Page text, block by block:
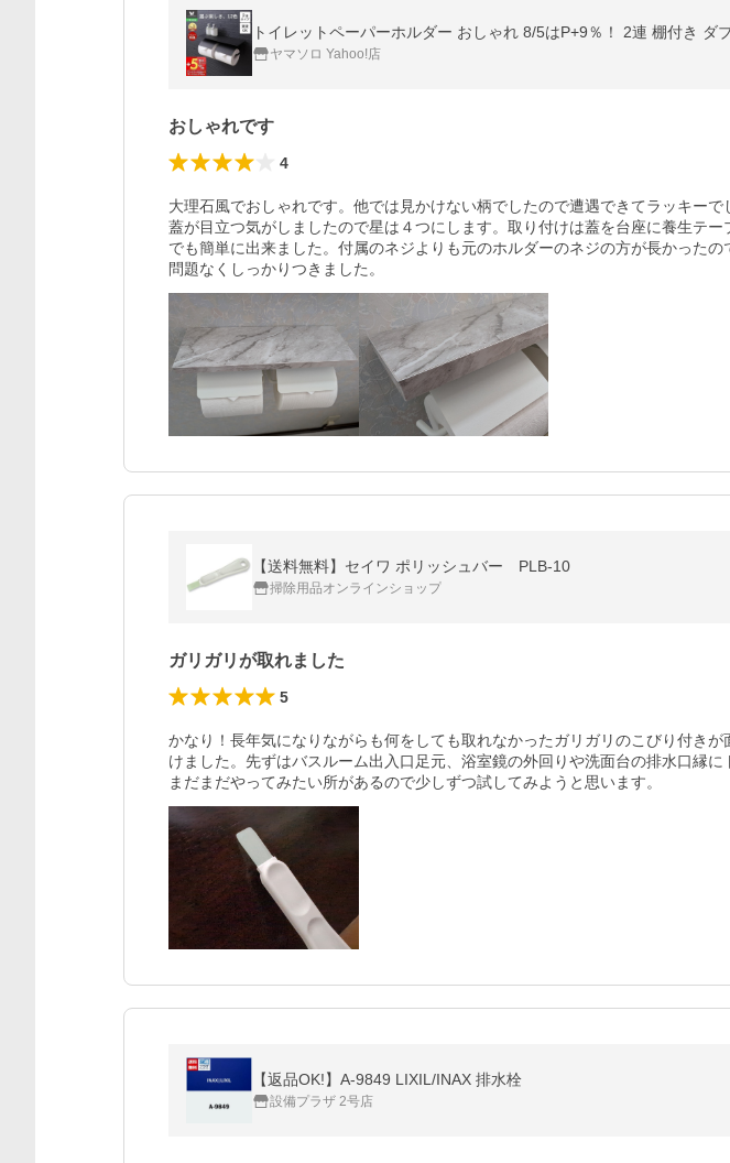
トイレットペーパーホルダー おしゃれ 8/5はP+9％！ 2連 棚付き
ヤマソロ Yahoo!店
おしゃれです
4
大理石風でおしゃれです。他では見かけない柄でしたので遭遇できてラッキーで
蓋が目立つ気がしましたので星は４つにします。取り付けは蓋を台座に養生テー
でも簡単に出来ました。付属のネジよりも元のホルダーのネジの方が長かった
【送料無料】セイワ ポリッシュバー PLB-10
掃除用品オンラインショップ
ガリガリが取れました
5
かなり！長年気になりながらも何をしても取れなかったガリガリのこびり付きが
けました。先ずはバスルーム出入口足元、浴室鏡の外回りや洗面台の排水口縁に
まだまだやってみたい所があるので少しずつ試してみようと思います。
【返品OK!】A-9849 LIXIL/INAX 排水栓
設備プラザ 2号店